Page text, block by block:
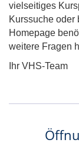
vielseitiges
Kurssuche oder
Homepage
weitere Fragen
Ihr VHS-Team